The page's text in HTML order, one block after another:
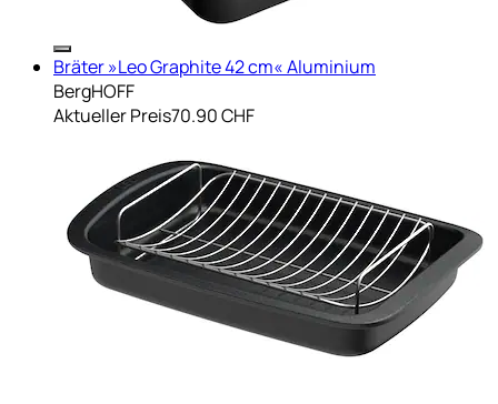
Bräter »Leo Graphite 42 cm« Aluminium
BergHOFF
Aktueller Preis70.90 CHF